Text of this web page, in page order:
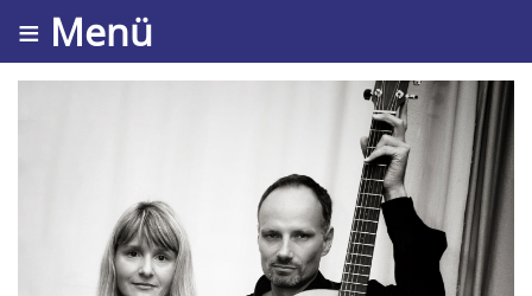
≡ Menü